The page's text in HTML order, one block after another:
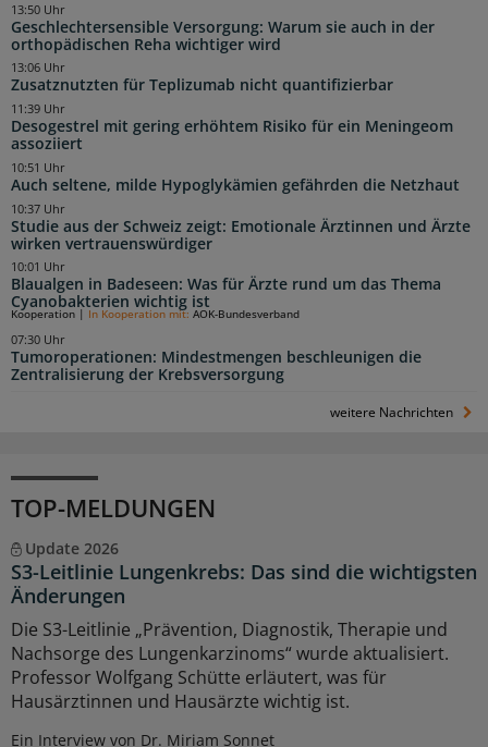
Geschlechtersensible Versorgung: Warum sie auch in der
orthopädischen Reha wichtiger wird
13:50 Uhr
Zusatznutzten für Teplizumab nicht quantifizierbar
13:06 Uhr
Desogestrel mit gering erhöhtem Risiko für ein Meningeom
assoziiert
11:39 Uhr
Auch seltene, milde Hypoglykämien gefährden die Netzhaut
10:51 Uhr
Studie aus der Schweiz zeigt: Emotionale Ärztinnen und Ärzte
wirken vertrauenswürdiger
10:37 Uhr
Blaualgen in Badeseen: Was für Ärzte rund um das Thema
Cyanobakterien wichtig ist
10:01 Uhr
Tumoroperationen: Mindestmengen beschleunigen die
Zentralisierung der Krebsversorgung
Kooperation In Kooperation mit: AOK-Bundesverband
07:30 Uhr
weitere Nachrichten
TOP-MELDUNGEN
Update 2026
S3-Leitlinie Lungenkrebs: Das sind die wichtigsten
Änderungen
Die S3-Leitlinie „Prävention, Diagnostik, Therapie und
Nachsorge des Lungenkarzinoms“ wurde aktualisiert.
Professor Wolfgang Schütte erläutert, was für
Hausärztinnen und Hausärzte wichtig ist.
Ein Interview von Dr. Miriam Sonnet